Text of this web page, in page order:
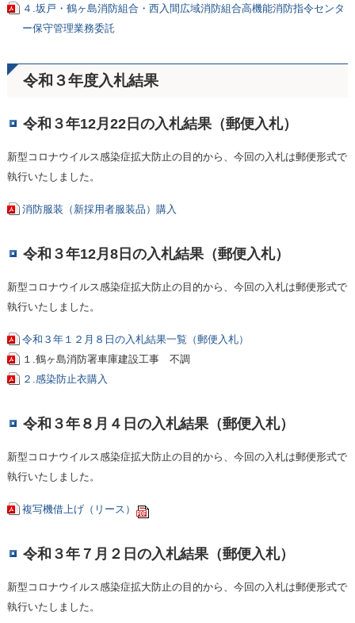
４.坂戸・鶴ヶ島消防組合・西入間広域消防組合高機能消防指令センタ
ー保守管理業務委託
令和３年度入札結果
令和３年12月22日の入札結果（郵便入札）
新型コロナウイルス感染症拡大防止の目的から、今回の入札は郵便形式で
執行いたしました。
消防服装（新採用者服装品）購入
令和３年12月8日の入札結果（郵便入札）
新型コロナウイルス感染症拡大防止の目的から、今回の入札は郵便形式で
執行いたしました。
令和３年１２月８日の入札結果一覧（郵便入札）
１.鶴ヶ島消防署車庫建設工事 不調
２.感染防止衣購入
令和３年８月４日の入札結果（郵便入札）
新型コロナウイルス感染症拡大防止の目的から、今回の入札は郵便形式で
執行いたしました。
複写機借上げ（リース）
令和３年７月２日の入札結果（郵便入札）
新型コロナウイルス感染症拡大防止の目的から、今回の入札は郵便形式で
執行いたしました。